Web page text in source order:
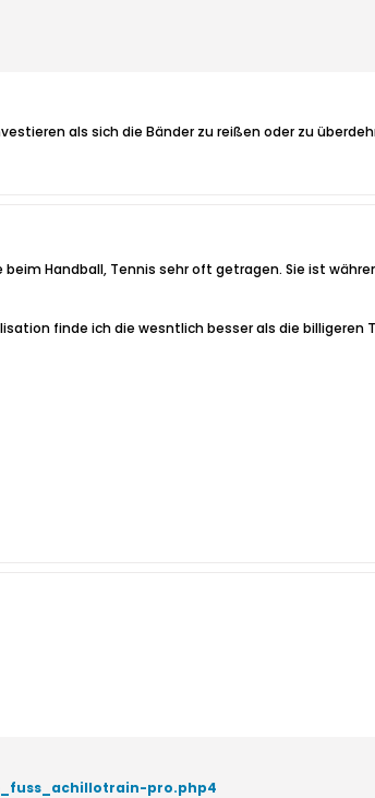
als sich die Bänder zu reißen oder zu
beim Handball, Tennis sehr oft getragen. Sie ist
finde ich die wesntlich besser als die billigeren
pro.php4